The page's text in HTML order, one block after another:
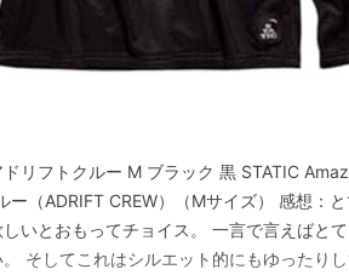
リフトクルー M ブラック 黒 STATIC
ー（ADRIFT CREW）（Mサイズ） 感想：
いとおもってチョイス。 一言で言えばと
そしてこれはシルエット的にもゆったり